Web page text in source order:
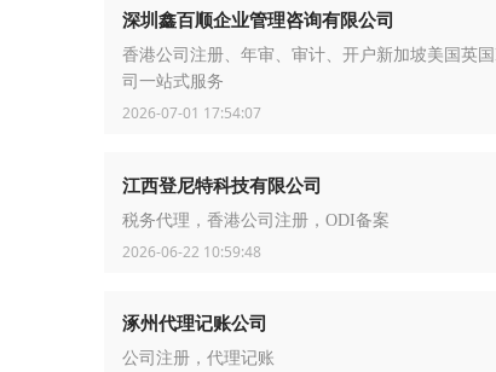
深圳鑫百顺企业管理咨询有限公司
香港公司注册、年审、审计、开户新加坡美国英
司一站式服务
2026-07-01 17:54:07
江西登尼特科技有限公司
税务代理，香港公司注册，ODI备案
2026-06-22 10:59:48
涿州代理记账公司
公司注册，代理记账